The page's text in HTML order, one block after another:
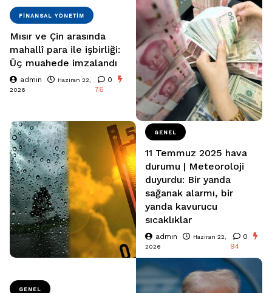
FINANSAL YÖNETIM
Mısır ve Çin arasında
mahallî para ile işbirliği:
Üç muahede imzalandı
admin
Haziran 22,
2026
0
76
GENEL
11 Temmuz 2025 hava
durumu | Meteoroloji
duyurdu: Bir yanda
sağanak alarmı, bir
yanda kavurucu
sıcaklıklar
admin
Haziran 22,
2026
0
94
GENEL